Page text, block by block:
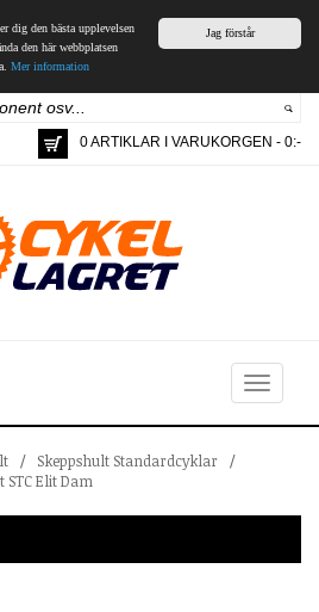
Jag förstår
dig den bästa upplevelsen
den här webbplatsen
Mer information
0 ARTIKLAR I VARUKORGEN - 0:-
Toggle
navigation
/ Skeppshult Standardcyklar
/
STC Elit Dam